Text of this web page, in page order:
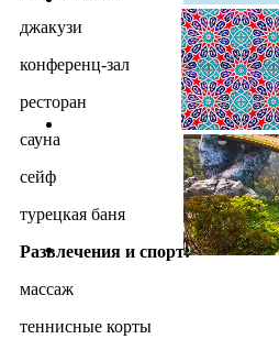
джакузи
конференц-зал
ресторан
сауна
сейф
турецкая баня
Развлечения и спорт:
массаж
теннисные корты